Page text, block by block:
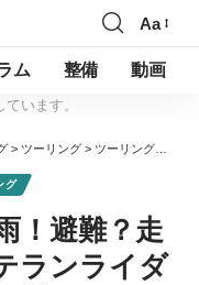
Aa
ム 整備 動画
います。
> ツーリング > ツーリング中の急な雨！避難？走る？40年超無事故ベテランライダーの判断基準と避難場所
グ
！避難？走
ランライダ